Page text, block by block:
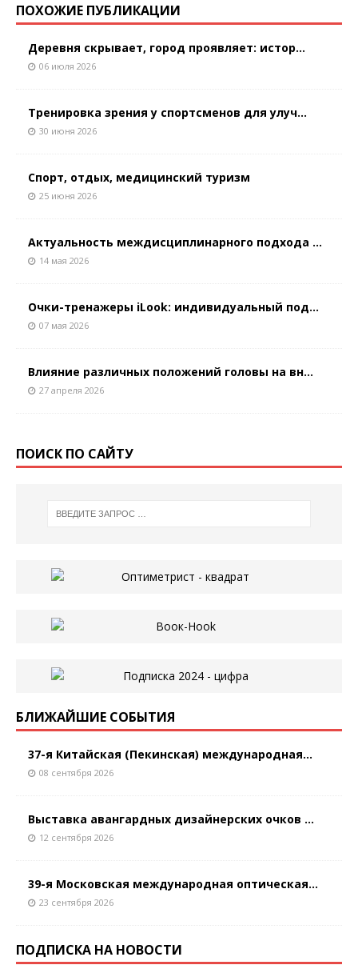
ПОХОЖИЕ ПУБЛИКАЦИИ
Деревня скрывает, город проявляет: истор...
06 июля 2026
Тренировка зрения у спортсменов для улуч...
30 июня 2026
Спорт, отдых, медицинский туризм
25 июня 2026
Актуальность междисциплинарного подхода ...
14 мая 2026
Очки-тренажеры iLook: индивидуальный под...
07 мая 2026
Влияние различных положений головы на вн...
27 апреля 2026
ПОИСК ПО САЙТУ
БЛИЖАЙШИЕ СОБЫТИЯ
37-я Китайская (Пекинская) международная...
08 сентября 2026
Выставка авангардных дизайнерских очков ...
12 сентября 2026
39-я Московская международная оптическая...
23 сентября 2026
ПОДПИСКА НА НОВОСТИ